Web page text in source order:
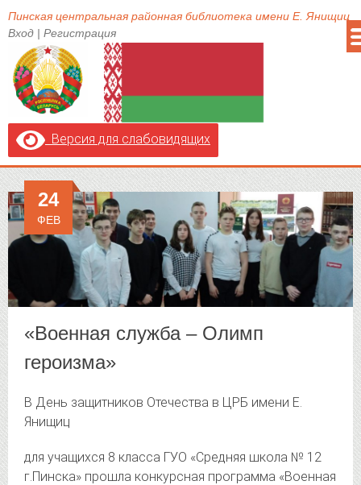
Пинская центральная районная библиотека имени Е. Янищиц
Вход | Регистрация
Версия для слабовидящих
«Военная служба – Олимп
героизма»
24
ФЕВ
В День защитников Отечества в ЦРБ имени Е.
Янищиц
для учащихся 8 класса ГУО «Средняя школа № 12
г.Пинска» прошла конкурсная программа «Военная